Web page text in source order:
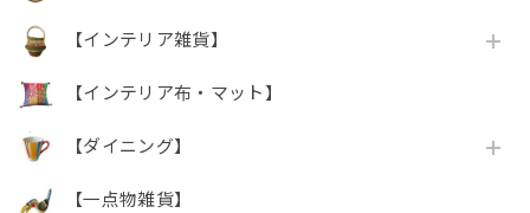
【インテリア雑貨】
【インテリア布・マット】
【ダイニング】
【一点物雑貨】